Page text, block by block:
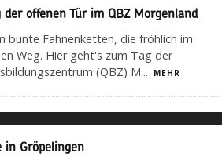
der offenen Tür im QBZ Morgenland
bunte Fahnenketten, die fröhlich im
Weg. Hier geht's zum Tag der
(QBZ) M... MEHR
in Gröpelingen